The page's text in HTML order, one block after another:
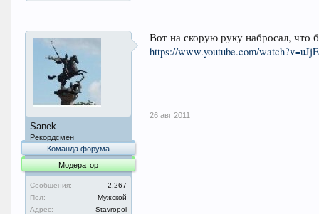
Sanek
Рекордсмен
Команда форума
Модератор
Сообщения:
2.267
Пол:
Мужской
Адрес:
Stavropol
Вот на скорую руку набросал, что
https://www.youtube.com/
26 авг 2011